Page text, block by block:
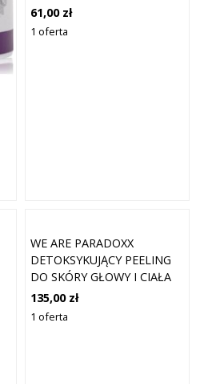
61,00 zł
1 oferta
WE ARE PARADOXX
DETOKSYKUJĄCY PEELING
DO SKÓRY GŁOWY I CIAŁA
200G
135,00 zł
1 oferta